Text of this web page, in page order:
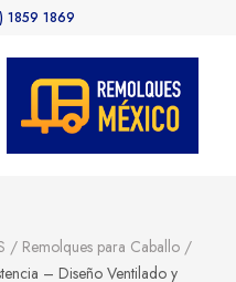
1859 1869
/ Remolques para Caballo /
– Diseño Ventilado y